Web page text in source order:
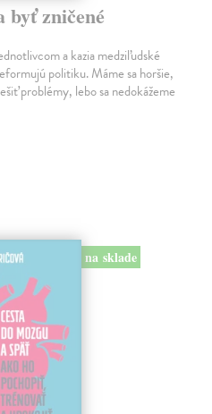
byť zničené
a kazia medziľudské
politiku. Máme sa horšie,
problémy, lebo sa nedokážeme
na sklade